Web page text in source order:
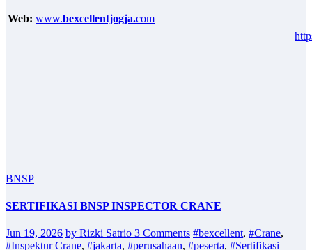
Web: www.bexcellentjogja.com
BNSP
SERTIFIKASI BNSP INSPECTOR CRANE
Jun 19, 2026 by Rizki Satrio 3 Comments #bexcellent, #Crane,
#Inspektur Crane, #jakarta, #perusahaan, #peserta, #Sertifikasi